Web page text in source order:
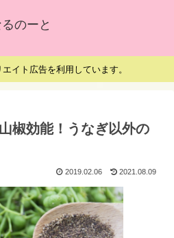
のーと
イト広告を利用しています。
椒効能！うなぎ以外の
2019.02.06 2021.08.09